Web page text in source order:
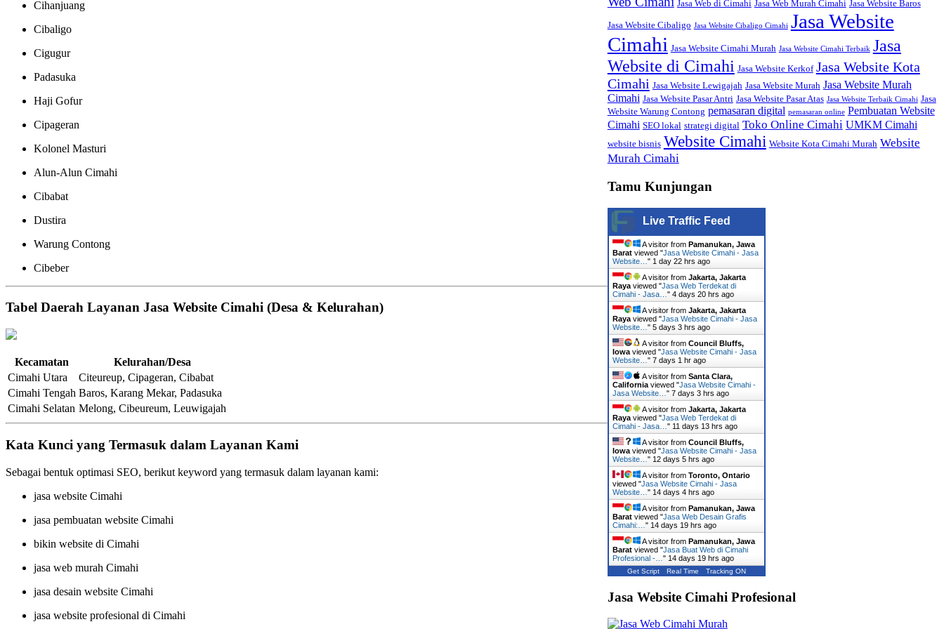
Cihanjuang
Cibaligo
Cigugur
Padasuka
Haji Gofur
Cipageran
Kolonel Masturi
Alun-Alun Cimahi
Cibabat
Dustira
Warung Contong
Cibeber
Tabel Daerah Layanan Jasa Website Cimahi (Desa & Kelurahan)
Kecamatan
Kelurahan/Desa
Cimahi Utara
Citeureup, Cipageran, Cibabat
Cimahi Tengah Baros, Karang Mekar, Padasuka
Cimahi Selatan Melong, Cibeureum, Leuwigajah
Kata Kunci yang Termasuk dalam Layanan Kami
Sebagai bentuk optimasi SEO, berikut keyword yang termasuk dalam layanan kami:
jasa website Cimahi
jasa pembuatan website Cimahi
bikin website di Cimahi
jasa web murah Cimahi
jasa desain website Cimahi
jasa website profesional di Cimahi
Jasa Web di Cimahi Jasa Web Murah Cimahi Jasa Website Baros
Jasa Website Cibaligo Jasa Website Cibaligo Cimahi Jasa Website
Cimahi Jasa Website Cimahi Murah Jasa Website Cimahi Terbaik Jasa
Website di Cimahi Jasa Website Kerkof Jasa Website Kota
Cimahi Jasa Website Lewigajah Jasa Website Murah Jasa Website Murah
Cimahi Jasa Website Pasar Antri Jasa Website Pasar Atas Jasa Website Terbaik Cimahi Jasa
Website Warung Contong pemasaran digital pemasaran online Pembuatan Website
Cimahi SEO lokal strategi digital Toko Online Cimahi UMKM Cimahi
website bisnis Website Cimahi Website Kota Cimahi Murah Website
Murah Cimahi
Tamu Kunjungan
Live Traffic Feed
A visitor from Pamanukan, Jawa
Baratviewed "Jasa Website Cimahi - Jasa
Website… " 1 day 22 hrs ago
A visitor from Jakarta, Jakarta
Rayaviewed "Jasa Web Terdekat di
Cimahi - Jasa… " 4 days 20 hrs ago
A visitor from Jakarta, Jakarta
Rayaviewed "Jasa Website Cimahi - Jasa
Website… " 5 days 3 hrs ago
A visitor from Council Bluffs,
Iowaviewed "Jasa Website Cimahi - Jasa
Website… " 7 days 1 hr ago
A visitor from Santa Clara,
Californiaviewed "Jasa Website Cimahi -
Jasa Website… " 7 days 3 hrs ago
A visitor from Jakarta, Jakarta
Rayaviewed "Jasa Web Terdekat di
Cimahi - Jasa… " 11 days 13 hrs ago
A visitor from Council Bluffs,
Iowaviewed "Jasa Website Cimahi - Jasa
Website… " 12 days 5 hrs ago
A visitor from Toronto, Ontario
viewed "Jasa Website Cimahi - Jasa
Website… " 14 days 4 hrs ago
A visitor from Pamanukan, Jawa
Baratviewed "Jasa Web Desain Grafis
Cimahi:… " 14 days 19 hrs ago
A visitor from Pamanukan, Jawa
Baratviewed "Jasa Buat Web di Cimahi
Profesional -… " 14 days 19 hrs ago
Get Script Real Time Tracking ON
Jasa Website Cimahi Profesional